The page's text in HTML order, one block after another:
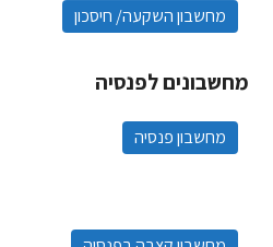
מחשבון השקעה/ חיסכון
מחשבונים לפנסיה
מחשבון פנסיה